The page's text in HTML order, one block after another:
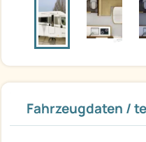
Fahrzeugdaten /